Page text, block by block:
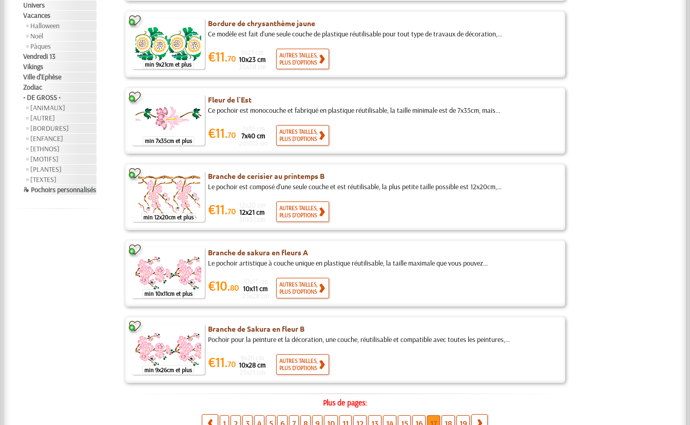
Univers
Vacances
Halloween
Noël
Pâques
Vendredi 13
Vikings
Ville d'Ephèse
Zodiac
• DE GROSS •
[ANIMAUX]
[AUTRE]
[BORDURES]
[ENFANCE]
[ETHNOS]
[MOTIFS]
[PLANTES]
[TEXTES]
❧ Pochoirs personnalisés
min 9x21cm et plus
Bordure de chrysanthème jaune
Ce modèle est fait d'une seule couche de plastique réutilisable pour tout type de travaux de décoration,...
€11.70 10x23 cm
AUTRES TAILLES,
PLUS D'OPTIONS
min 7x35cm et plus
Fleur de l`Est
Ce pochoir est monocouche et fabriqué en plastique réutilisable, la taille minimale est de 7x35cm, mais...
€11.70 7x40 cm
AUTRES TAILLES,
PLUS D'OPTIONS
min 12x20cm et plus
Branche de cerisier au printemps B
Le pochoir est composé d'une seule couche et est réutilisable, la plus petite taille possible est 12x20cm,...
€11.70 12x21 cm
AUTRES TAILLES,
PLUS D'OPTIONS
min 10x11cm et plus
Branche de sakura en fleurs A
Le pochoir artistique à couche unique en plastique réutilisable, la taille maximale que vous pouvez...
€10.80 10x11 cm
AUTRES TAILLES,
PLUS D'OPTIONS
min 9x26cm et plus
Branche de Sakura en fleur B
Pochoir pour la peinture et la décoration, une couche, réutilisable et compatible avec toutes les peintures,...
€11.70 10x28 cm
AUTRES TAILLES,
PLUS D'OPTIONS
Plus de pages: